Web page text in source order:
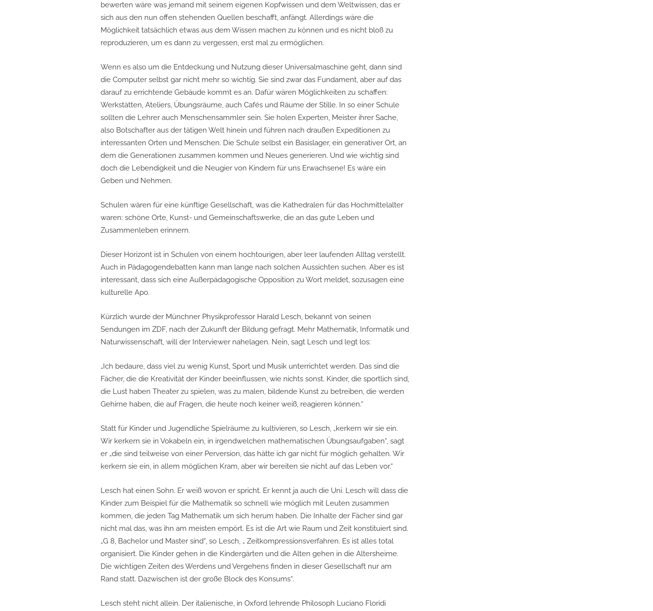
bewerten wäre was jemand mit seinem eigenen Kopfwissen und dem Weltwissen, das er
sich aus den nun offen stehenden Quellen beschafft, anfängt. Allerdings wäre die
Möglichkeit tatsächlich etwas aus dem Wissen machen zu können und es nicht bloß zu
reproduzieren, um es dann zu vergessen, erst mal zu ermöglichen.
Wenn es also um die Entdeckung und Nutzung dieser Universalmaschine geht, dann sind
die Computer selbst gar nicht mehr so wichtig. Sie sind zwar das Fundament, aber auf das
darauf zu errichtende Gebäude kommt es an. Dafür wären Möglichkeiten zu schaffen:
Werkstätten, Ateliers, Übungsräume, auch Cafés und Räume der Stille. In so einer Schule
sollten die Lehrer auch Menschensammler sein. Sie holen Experten, Meister ihrer Sache,
also Botschafter aus der tätigen Welt hinein und führen nach draußen Expeditionen zu
interessanten Orten und Menschen. Die Schule selbst ein Basislager, ein generativer Ort, an
dem die Generationen zusammen kommen und Neues generieren. Und wie wichtig sind
doch die Lebendigkeit und die Neugier von Kindern für uns Erwachsene! Es wäre ein
Geben und Nehmen.
Schulen wären für eine künftige Gesellschaft, was die Kathedralen für das Hochmittelalter
waren: schöne Orte, Kunst- und Gemeinschaftswerke, die an das gute Leben und
Zusammenleben erinnern.
Dieser Horizont ist in Schulen von einem hochtourigen, aber leer laufenden Alltag verstellt.
Auch in Pädagogendebatten kann man lange nach solchen Aussichten suchen. Aber es ist
interessant, dass sich eine Außerpädagogische Opposition zu Wort meldet, sozusagen eine
kulturelle Apo.
Kürzlich wurde der Münchner Physikprofessor Harald Lesch, bekannt von seinen
Sendungen im ZDF, nach der Zukunft der Bildung gefragt. Mehr Mathematik, Informatik und
Naturwissenschaft, will der Interviewer nahelagen. Nein, sagt Lesch und legt los:
„Ich bedaure, dass viel zu wenig Kunst, Sport und Musik unterrichtet werden. Das sind die
Fächer, die die Kreativität der Kinder beeinflussen, wie nichts sonst. Kinder, die sportlich sind,
die Lust haben Theater zu spielen, was zu malen, bildende Kunst zu betreiben, die werden
Gehirne haben, die auf Fragen, die heute noch keiner weiß, reagieren können.“
Statt für Kinder und Jugendliche Spielräume zu kultivieren, so Lesch, „kerkern wir sie ein.
Wir kerkern sie in Vokabeln ein, in irgendwelchen mathematischen Übungsaufgaben“, sagt
er „die sind teilweise von einer Perversion, das hätte ich gar nicht für möglich gehalten. Wir
kerkern sie ein, in allem möglichen Kram, aber wir bereiten sie nicht auf das Leben vor.“
Lesch hat einen Sohn. Er weiß wovon er spricht. Er kennt ja auch die Uni. Lesch will dass die
Kinder zum Beispiel für die Mathematik so schnell wie möglich mit Leuten zusammen
kommen, die jeden Tag Mathematik um sich herum haben. Die Inhalte der Fächer sind gar
nicht mal das, was ihn am meisten empört. Es ist die Art wie Raum und Zeit konstituiert sind.
„G 8, Bachelor und Master sind“, so Lesch, „ Zeitkompressionsverfahren. Es ist alles total
organisiert. Die Kinder gehen in die Kindergärten und die Alten gehen in die Altersheime.
Die wichtigen Zeiten des Werdens und Vergehens finden in dieser Gesellschaft nur am
Rand statt. Dazwischen ist der große Block des Konsums“.
Lesch steht nicht allein. Der italienische, in Oxford lehrende Philosoph Luciano Floridi